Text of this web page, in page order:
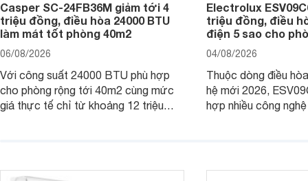
Casper SC-24FB36M giảm tới 4
triệu đồng, điều hòa 24000 BTU
làm mát tốt phòng 40m2
06/08/2026
Với công suất 24000 BTU phù hợp
cho phòng rộng tới 40m2 cùng mức
giá thực tế chỉ từ khoảng 12 triệu
Electrolux
triệu đồng, điều
điện 5 sao cho
04/08/2026
Thuộc dòng điều
hệ mới 2026,
hợp nhiều công